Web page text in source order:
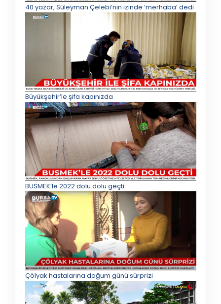
40 yazar, Süleyman Çelebi’nin izinde ‘merhaba’ dedi
Büyükşehir’le şifa kapınızda
BUSMEK’le 2022 dolu dolu geçti
Çölyak hastalarına doğum günü sürprizi